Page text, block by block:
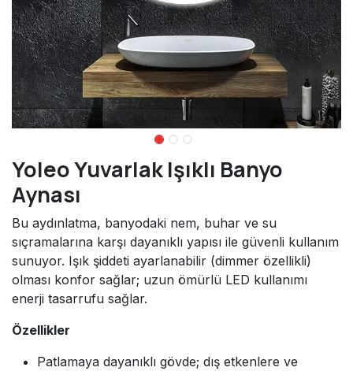
Yoleo Yuvarlak Işıklı Banyo
Aynası
Bu aydınlatma, banyodaki nem, buhar ve su
sıçramalarına karşı dayanıklı yapısı ile güvenli kullanım
sunuyor. Işık şiddeti ayarlanabilir (dimmer özellikli)
olması konfor sağlar; uzun ömürlü LED kullanımı
enerji tasarrufu sağlar.
Özellikler
Patlamaya dayanıklı gövde; dış etkenlere ve